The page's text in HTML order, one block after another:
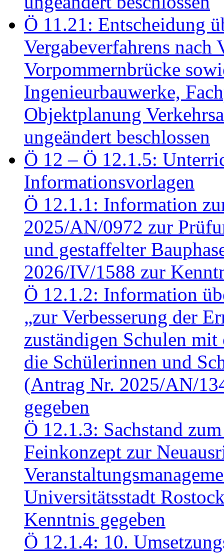
Ö 11.21: Entscheidung
Vergabeverfahrens
Vorpommernbrücke
Ingenieurbauwerke,
Objektplanung
ungeändert beschlossen
Ö 12 – Ö 12.1.5:
Informationsvorlagen
Ö 12.1.1: Information
2025/AN/0972 zur
und gestaffelter
2026/IV/1588 zur
Ö 12.1.2: Information
„zur Verbesserung der
zuständigen Schulen
die Schülerinnen und
(Antrag Nr. 2025/AN/
gegeben
Ö 12.1.3: Sachstand
Feinkonzept zur
Universitätsstadt
Kenntnis gegeben
Ö 12.1.4: 10.